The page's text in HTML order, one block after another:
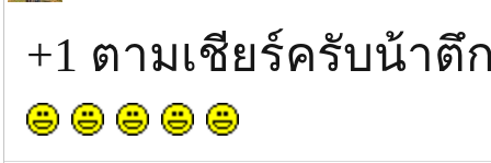
+1 ตามเชียร์ครับน้าตึ